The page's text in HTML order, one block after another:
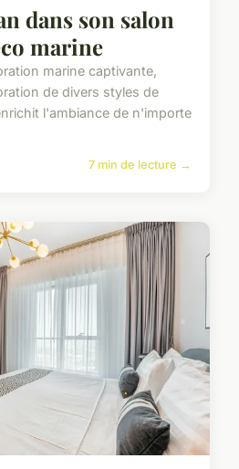
dans son salon
marine
marine captivante,
de divers styles de
l'ambiance de n'importe
7 min de lecture →